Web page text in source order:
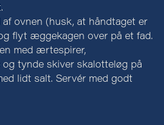
af ovnen (husk, at håndtaget er
flyt æggekagen over på et fad.
med ærtespirer,
og tynde skiver skalotteløg på
lidt salt. Servér med godt